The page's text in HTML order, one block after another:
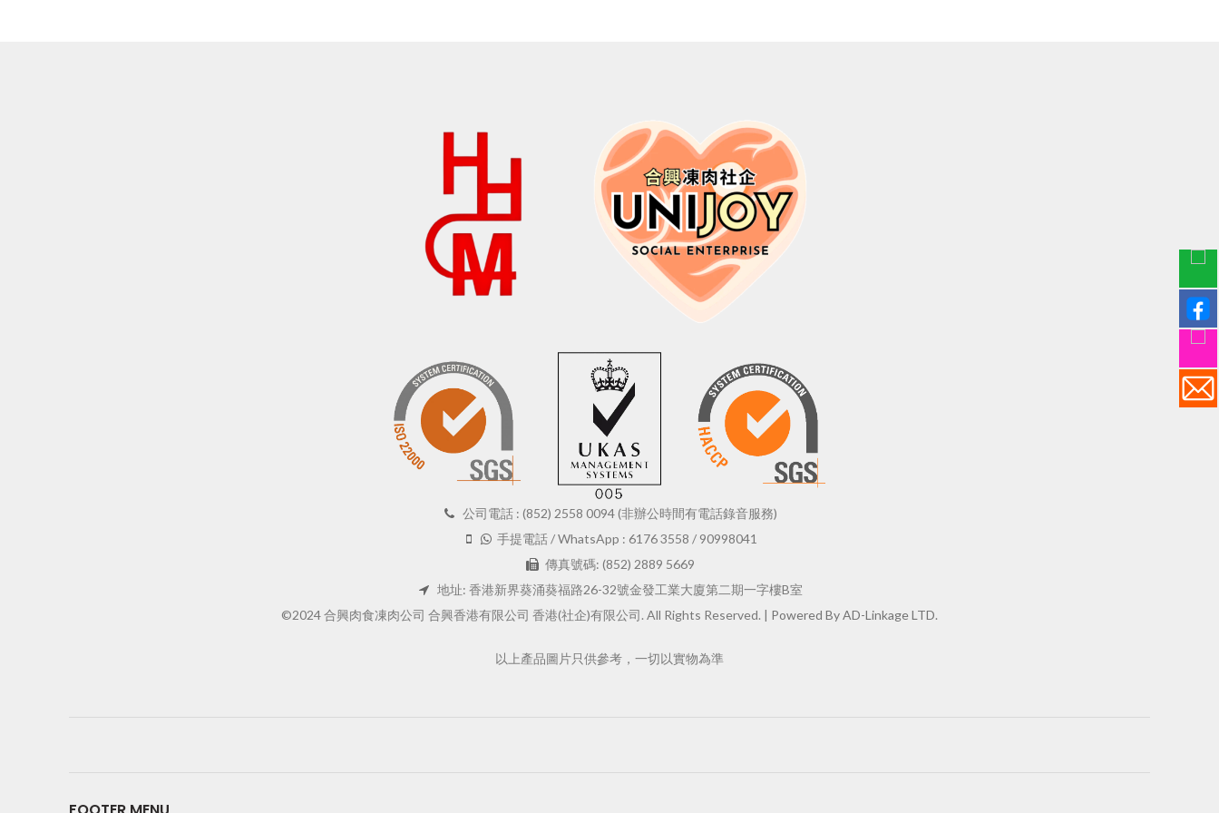
公司電話 : (852) 2558 0094 (非辦公時間有電話錄音服務)
手提電話 / WhatsApp : 6176 3558 / 90998041
傳真號碼: (852) 2889 5669
地址: 香港新界葵涌葵福路26-32號金發工業大廈第二期一字樓B室
©2024 合興肉食凍肉公司 合興香港有限公司 香港(社企)有限公司. All Rights Reserved. | Powered By AD-Linkage LTD.
以上產品圖片只供參考，一切以實物為準